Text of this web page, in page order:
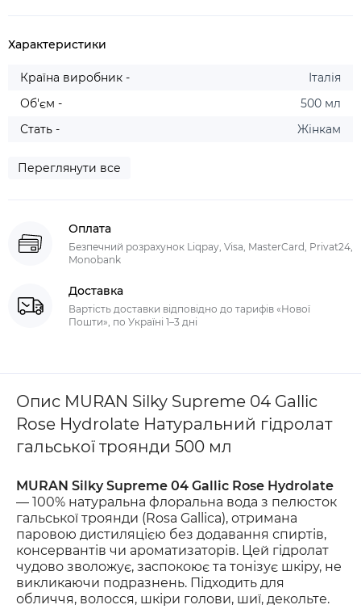
Характеристики
Країна виробник -
Італія
Об'єм -
500 мл
Стать -
Жінкам
Переглянути все
Оплата
Безпечний розрахунок Liqpay, Visa, MasterCard, Privat24,
Monobank
Доставка
Вартість доставки відповідно до тарифів «Нової
Пошти», по Україні 1–3 дні
Опис MURAN Silky Supreme 04 Gallic
Rose Hydrolate Натуральний гідролат
гальської троянди 500 мл
MURAN Silky Supreme 04 Gallic Rose Hydrolate
— 100% натуральна флоральна вода з пелюсток
гальської троянди (Rosa Gallica), отримана
паровою дистиляцією без додавання спиртів,
консервантів чи ароматизаторів. Цей гідролат
чудово зволожує, заспокоює та тонізує шкіру, не
викликаючи подразнень. Підходить для
обличчя, волосся, шкіри голови, шиї, декольте.